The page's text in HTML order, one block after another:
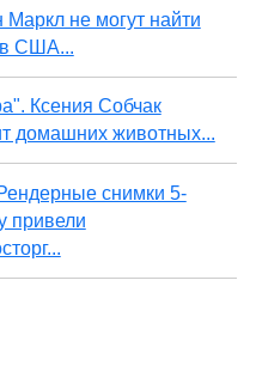
не могут найти
в США...
Ксения Собчак
домашних животных...
снимки 5-
привели